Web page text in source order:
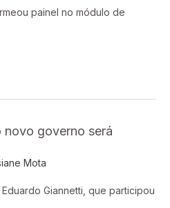
painel no módulo de
novo governo será
Mota
Giannetti, que participou